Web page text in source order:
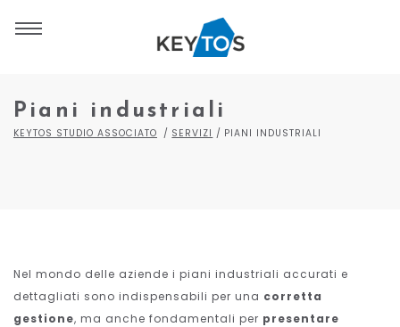
Piani industriali
KEYTOS STUDIO ASSOCIATO SERVIZI PIANI INDUSTRIALI
Nel mondo delle aziende i piani industriali accurati e
dettagliati sono indispensabili per una corretta
gestione, ma anche fondamentali per presentare